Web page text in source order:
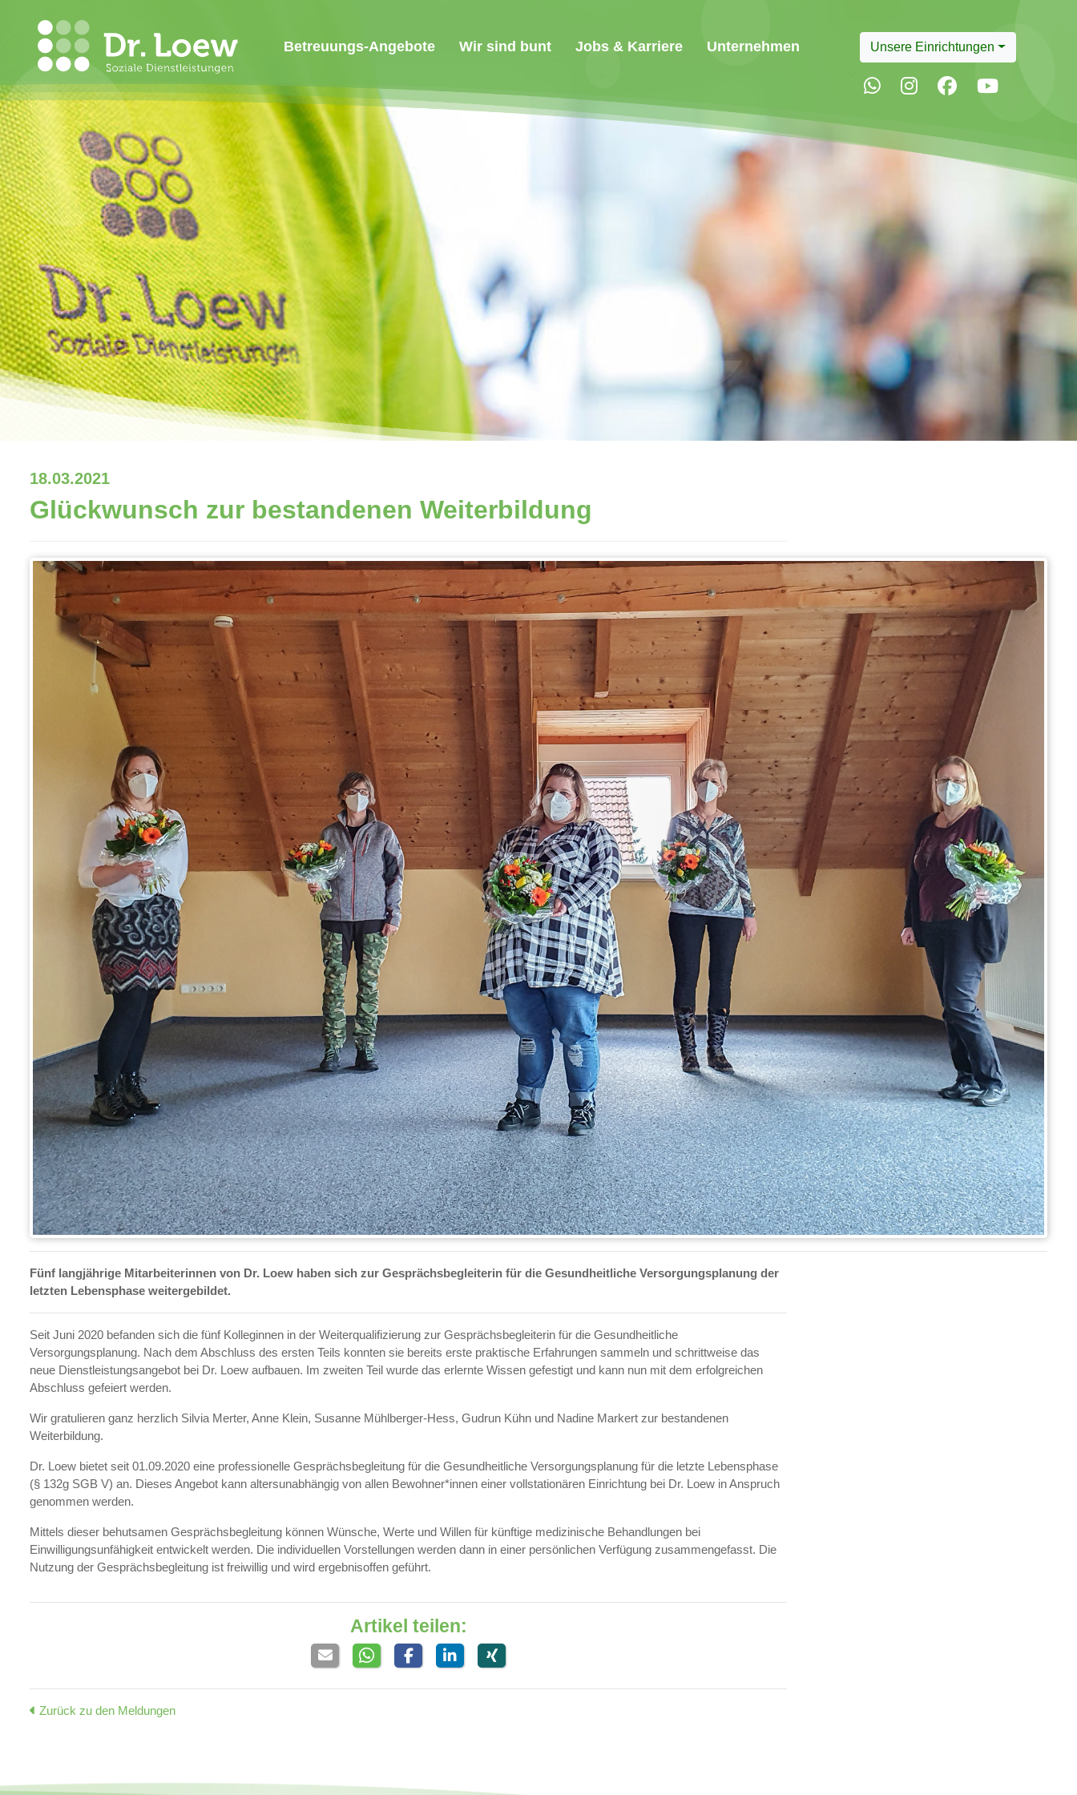
Betreuungs-Angebote Wir sind bunt Jobs & Karriere Unternehmen Unsere Einrichtungen
18.03.2021
Glückwunsch zur bestandenen Weiterbildung
Fünf langjährige Mitarbeiterinnen von Dr. Loew haben sich zur Gesprächsbegleiterin für die Gesundheitliche Versorgungsplanung der
letzten Lebensphase weitergebildet.
Seit Juni 2020 befanden sich die fünf Kolleginnen in der Weiterqualifizierung zur Gesprächsbegleiterin für die Gesundheitliche
Versorgungsplanung. Nach dem Abschluss des ersten Teils konnten sie bereits erste praktische Erfahrungen sammeln und schrittweise das
neue Dienstleistungsangebot bei Dr. Loew aufbauen. Im zweiten Teil wurde das erlernte Wissen gefestigt und kann nun mit dem erfolgreichen
Abschluss gefeiert werden.
Wir gratulieren ganz herzlich Silvia Merter, Anne Klein, Susanne Mühlberger-Hess, Gudrun Kühn und Nadine Markert zur bestandenen
Weiterbildung.
Dr. Loew bietet seit 01.09.2020 eine professionelle Gesprächsbegleitung für die Gesundheitliche Versorgungsplanung für die letzte Lebensphase
(§ 132g SGB V) an. Dieses Angebot kann altersunabhängig von allen Bewohner*innen einer vollstationären Einrichtung bei Dr. Loew in Anspruch
genommen werden.
Mittels dieser behutsamen Gesprächsbegleitung können Wünsche, Werte und Willen für künftige medizinische Behandlungen bei
Einwilligungsunfähigkeit entwickelt werden. Die individuellen Vorstellungen werden dann in einer persönlichen Verfügung zusammengefasst. Die
Nutzung der Gesprächsbegleitung ist freiwillig und wird ergebnisoffen geführt.
Artikel teilen:
Zurück zu den Meldungen